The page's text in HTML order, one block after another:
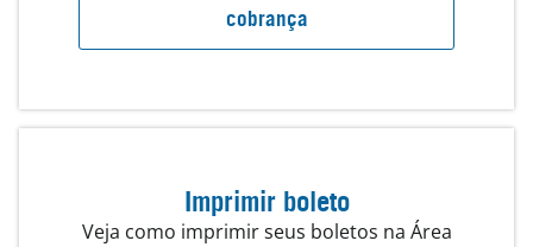
cobrança
Imprimir boleto
Veja como imprimir seus boletos na Área